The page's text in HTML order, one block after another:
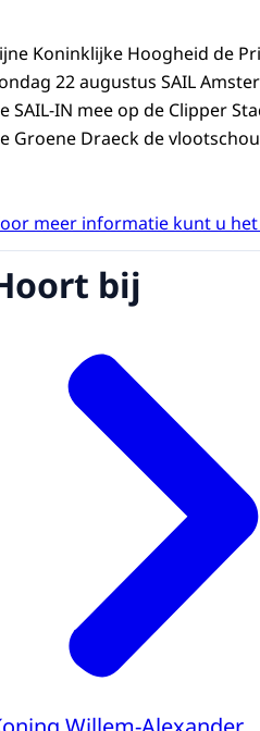
Koninklijke Hoogheid de
22 augustus SAIL
SAIL-IN mee op de Clipper
Groene Draeck de
meer informatie kunt u
bij